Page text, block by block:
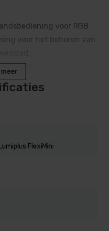
voor RGB
voor het beheren van
en een
biedt deze
over
technische
gebruik.
Lumiplus
RGB
FlexiMini